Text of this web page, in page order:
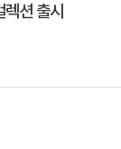
션 출시